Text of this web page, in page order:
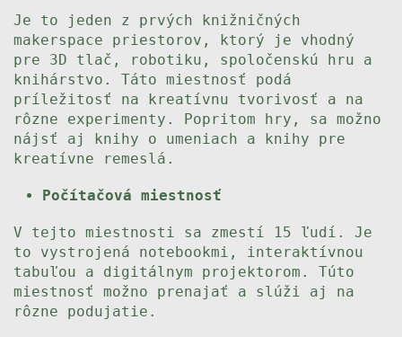
Je to jeden z prvých knižničných
makerspace priestorov, ktorý je vhodný
pre 3D tlač, robotiku, spoločenskú hru a
knihárstvo. Táto miestnosť podá
príležitosť na kreatívnu tvorivosť a na
rôzne experimenty. Popritom hry, sa možno
nájsť aj knihy o umeniach a knihy pre
kreatívne remeslá.
Počítačová miestnosť
V tejto miestnosti sa zmestí 15 ľudí. Je
to vystrojená notebookmi, interaktívnou
tabuľou a digitálnym projektorom. Túto
miestnosť možno prenajať a slúži aj na
rôzne podujatie.